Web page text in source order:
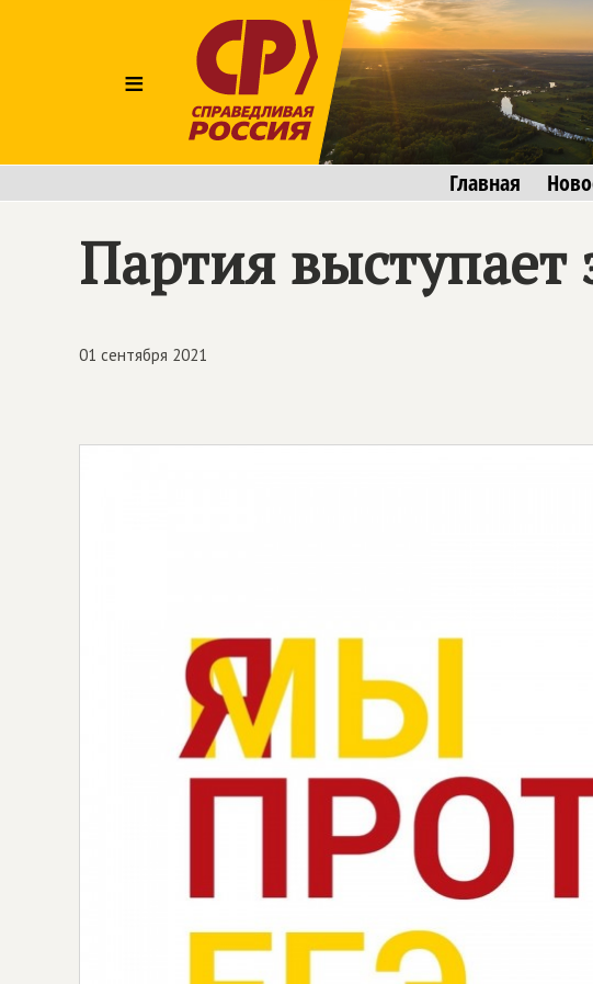
≡
Главная
Партия выступает
01 сентября 2021